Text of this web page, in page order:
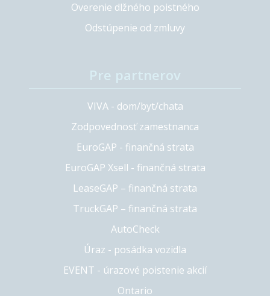
Overenie dlžného poistného
Odstúpenie od zmluvy
VIVA - dom/byt/chata
Zodpovednosť zamestnanca
EuroGAP - finančná strata
EuroGAP Xsell - finančná strata
LeaseGAP – finančná strata
TruckGAP – finančná strata
AutoCheck
Úraz - posádka vozidla
EVENT - úrazové poistenie akcií
Ontario